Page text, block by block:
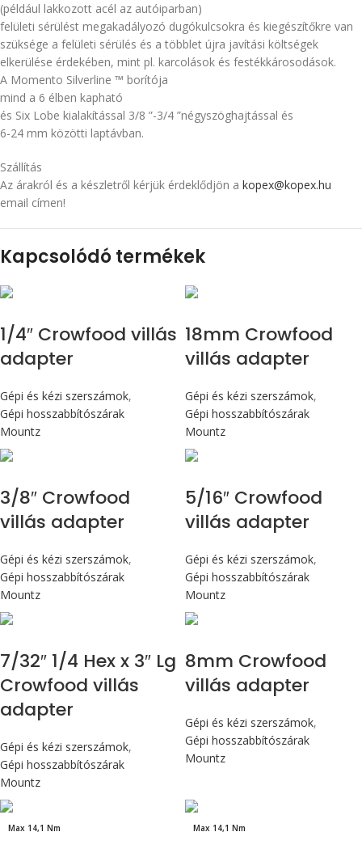
(például lakkozott acél az autóiparban)
felületi sérülést megakadályozó dugókulcsokra és kiegészítőkre van
szüksége a felületi sérülés és a többlet újra javítási költségek
elkerülése érdekében, mint pl. karcolások és festékkárosodások.
A Momento Silverline ™ borítója
mind a 6 élben kapható
és Six Lobe kialakítással 3/8 ”-3/4 ”négyszöghajtással és
6-24 mm közötti laptávban.
Szállítás
Az árakról és a készletről kérjük érdeklődjön a kopex@kopex.hu
email címen!
Kapcsolódó termékek
1/4″ Crowfood villás
adapter
Gépi és kézi szerszámok,
Gépi hosszabbítószárak
Mountz
18mm Crowfood
villás adapter
Gépi és kézi szerszámok,
Gépi hosszabbítószárak
Mountz
3/8″ Crowfood
villás adapter
Gépi és kézi szerszámok,
Gépi hosszabbítószárak
Mountz
5/16″ Crowfood
villás adapter
Gépi és kézi szerszámok,
Gépi hosszabbítószárak
Mountz
7/32″ 1/4 Hex x 3″ Lg
Crowfood villás
adapter
Gépi és kézi szerszámok,
Gépi hosszabbítószárak
Mountz
8mm Crowfood
villás adapter
Gépi és kézi szerszámok,
Gépi hosszabbítószárak
Mountz
Max 14,1 Nm Max 14,1 Nm